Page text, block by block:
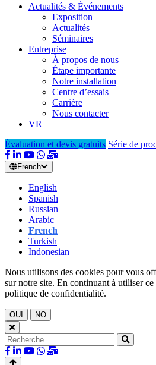
Actualités & Événements
Exposition
Actualités
Séminaires
Entreprise
À propos de nous
Étape importante
Notre installation
Centre d’essais
Carrière
Nous contacter
VR
Évaluation et devis gratuits Série de
French
English
Spanish
Russian
Arabic
French
Turkish
Indonesian
Nous utilisons des cookies pour vous
sur notre site. En continuant à utiliser
politique de confidentialité.
OUI NO